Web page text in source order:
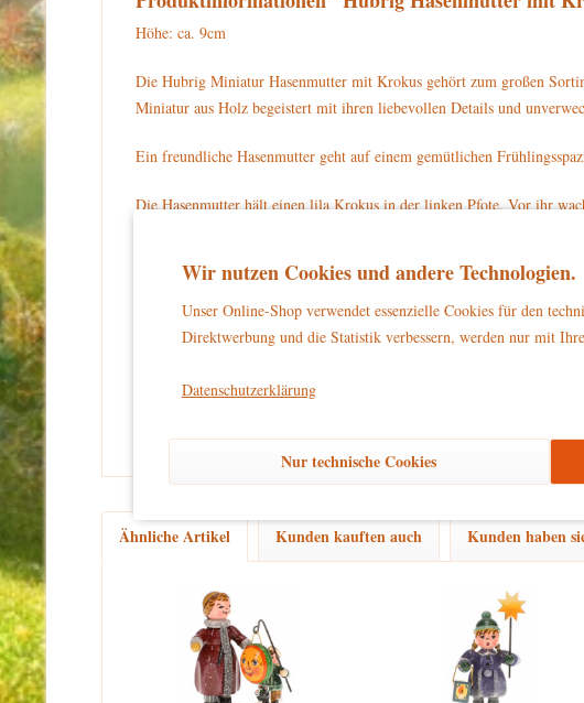
Höhe: ca. 9cm
Die Hubrig Miniatur Hasenmutter mit Krokus gehört zum großen
Miniatur aus Holz begeistert mit ihren liebevollen Details und
Ein freundliche Hasenmutter geht auf einem gemütlichen
Die Hasenmutter hält einen lila Krokus in der linken Pfote. Vor ihr
Für Ihre Sammlung können Sie die Hubrig Miniatur Hasenmutter
Dieses Produkt ist kein Spielzeug
Ähnliche Artikel Kunden kauften auch Kunden haben
Wir nutzen Cookies und andere Technologien.
Unser Online-Shop verwendet essenzielle Cookies für den
Direktwerbung und die Statistik verbessern, werden nur mit
Datenschutzerklärung
Nur technische Cookies